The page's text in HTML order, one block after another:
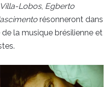
Villa-Lobos, Egberto
résonneront dans
la musique brésilienne et